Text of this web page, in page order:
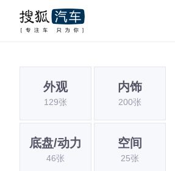
外观
129张
内饰
200张
底盘/动力
46张
空间
25张